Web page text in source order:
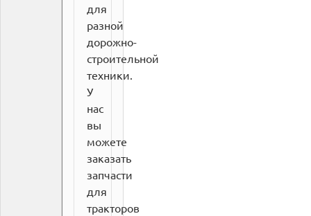
для
разной
дорожно-
строительной
техники.
У
нас
вы
можете
заказать
запчасти
для
тракторов